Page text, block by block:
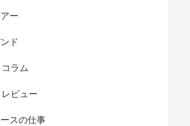
ー
ド
コラム
レビュー
スの仕事